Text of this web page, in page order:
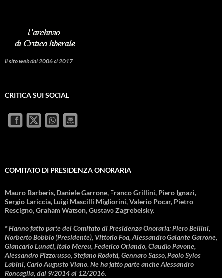
Il sito web dal 2006 al 2017
CRITICA SUI SOCIAL
COMITATO DI PRESIDENZA ONORARIA
Mauro Barberis, Daniele Garrone, Franco Grillini, Piero Ignazi,
Sergio Lariccia, Luigi Mascilli Migliorini, Valerio Pocar, Pietro
Rescigno, Graham Watson, Gustavo Zagrebelsky.
* Hanno fatto parte del Comitato di Presidenza Onoraria: Piero Bellini,
Norberto Bobbio (Presidente), Vittorio Foa, Alessandro Galante Garrone,
Giancarlo Lunati, Italo Mereu, Federico Orlando, Claudio Pavone,
Alessandro Pizzorusso, Stefano Rodotà, Gennaro Sasso, Paolo Sylos
Labini, Carlo Augusto Viano. Ne ha fatto parte anche Alessandro
Roncaglia, dal 9/2014 al 12/2016.